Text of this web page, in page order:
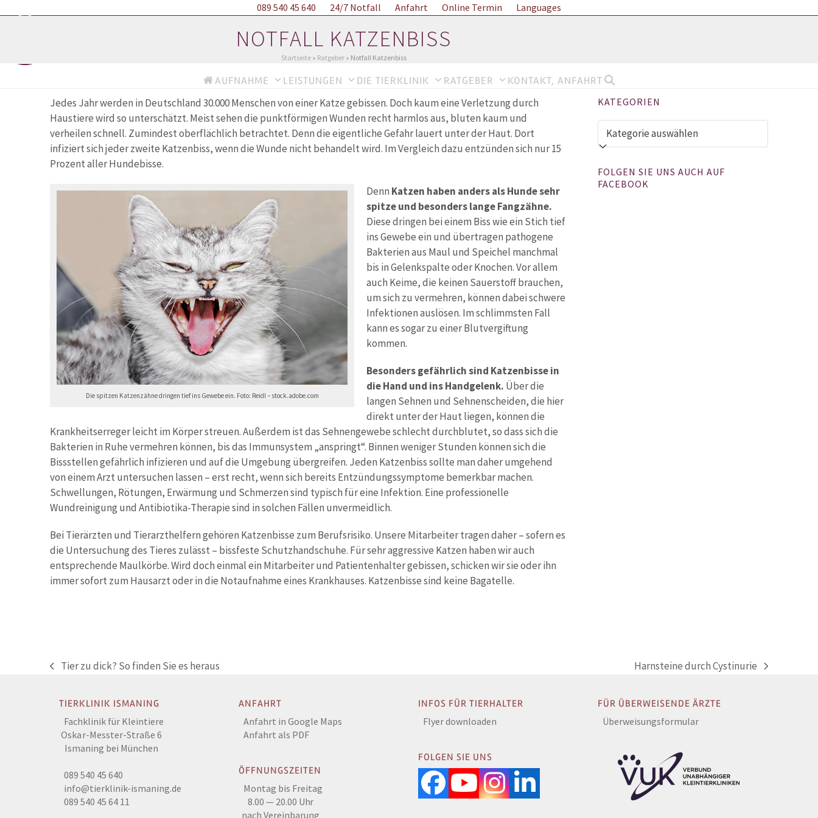
089 540 45 640 24/7 Notfall Anfahrt Online Termin Languages
AUFNAHME LEISTUNGEN DIE TIERKLINIK RATGEBER KONTAKT, ANFAHRT
NOTFALL KATZENBISS
Startseite» Ratgeber» Notfall Katzenbiss
Jedes Jahr werden in Deutschland 30.000 Menschen von einer Katze gebissen. Doch kaum eine Verletzung durch
Haustiere wird so unterschätzt. Meist sehen die punktförmigen Wunden recht harmlos aus, bluten kaum und
verheilen schnell. Zumindest oberflächlich betrachtet. Denn die eigentliche Gefahr lauert unter der Haut. Dort
infiziert sich jeder zweite Katzenbiss, wenn die Wunde nicht behandelt wird. Im Vergleich dazu entzünden sich nur 15
Prozent aller Hundebisse.
Die spitzen Katzenzähne dringen tief ins Gewebe ein. Foto: Reidl – stock.adobe.com
Denn Katzen haben anders als Hunde sehr
spitze und besonders lange Fangzähne.
Diese dringen bei einem Biss wie ein Stich tief
ins Gewebe ein und übertragen pathogene
Bakterien aus Maul und Speichel manchmal
bis in Gelenkspalte oder Knochen. Vor allem
auch Keime, die keinen Sauerstoff brauchen,
um sich zu vermehren, können dabei schwere
Infektionen auslösen. Im schlimmsten Fall
kann es sogar zu einer Blutvergiftung
kommen.
Besonders gefährlich sind Katzenbisse in
die Hand und ins Handgelenk. Über die
langen Sehnen und Sehnenscheiden, die hier
direkt unter der Haut liegen, können die
Krankheitserreger leicht im Körper streuen. Außerdem ist das Sehnengewebe schlecht durchblutet, so dass sich die
Bakterien in Ruhe vermehren können, bis das Immunsystem „anspringt“. Binnen weniger Stunden können sich die
Bissstellen gefährlich infizieren und auf die Umgebung übergreifen. Jeden Katzenbiss sollte man daher umgehend
von einem Arzt untersuchen lassen – erst recht, wenn sich bereits Entzündungssymptome bemerkbar machen.
Schwellungen, Rötungen, Erwärmung und Schmerzen sind typisch für eine Infektion. Eine professionelle
Wundreinigung und Antibiotika-Therapie sind in solchen Fällen unvermeidlich.
Bei Tierärzten und Tierarzthelfern gehören Katzenbisse zum Berufsrisiko. Unsere Mitarbeiter tragen daher – sofern es
die Untersuchung des Tieres zulässt – bissfeste Schutzhandschuhe. Für sehr aggressive Katzen haben wir auch
entsprechende Maulkörbe. Wird doch einmal ein Mitarbeiter und Patientenhalter gebissen, schicken wir sie oder ihn
immer sofort zum Hausarzt oder in die Notaufnahme eines Krankhauses. Katzenbisse sind keine Bagatelle.
KATEGORIEN
Kategorien
FOLGEN SIE UNS AUCH AUF
FACEBOOK
vorheriger
Tier zu dick? So finden Sie es heraus
Nächster
Harnsteine durch Cystinurie
TIERKLINIK ISMANING
Fachklinik für Kleintiere
Oskar-Messter-Straße 6
Ismaning bei München
089 540 45 640
info@tierklinik-ismaning.de
089 540 45 64 11
ANFAHRT
Anfahrt in Google Maps
Anfahrt als PDF
ÖFFNUNGSZEITEN
Montag bis Freitag
8.00 — 20.00 Uhr
nach Vereinbarung
INFOS FÜR TIERHALTER
Flyer downloaden
FOLGEN SIE UNS
Facebook
YouTube
Instagram
LinkedIn
FÜR ÜBERWEISENDE ÄRZTE
Überweisungsformular